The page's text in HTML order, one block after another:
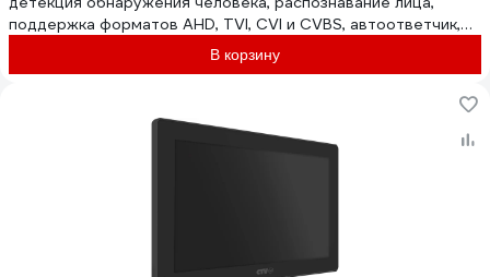
поддержка форматов AHD, TVI, CVI и CVBS, автоответчик,
В корзину